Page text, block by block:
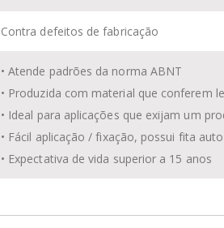
Contra defeitos de fabricação
• Atende padrões da norma ABNT
• Produzida com material que conferem
• Ideal para aplicações que exijam um
• Fácil aplicação / fixação, possui fita
• Expectativa de vida superior a 15 anos